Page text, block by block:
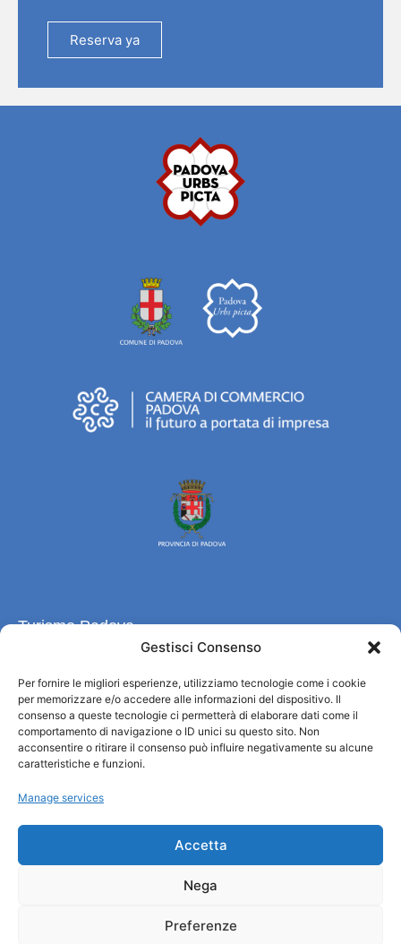
Gestisci Consenso
Per fornire le migliori esperienze, utilizziamo tecnologie come i cookie
per memorizzare e/o accedere alle informazioni del dispositivo. Il
consenso a queste tecnologie ci permetterà di elaborare dati come il
comportamento di navigazione o ID unici su questo sito. Non
acconsentire o ritirare il consenso può influire negativamente su alcune
caratteristiche e funzioni.
Manage services
Accetta
Nega
Preferenze
Reserva ya
Turismo Padova
INFORMACIÓN TURÍSTICA / IAT
Política de privacidad
Cookie Policy (UE)
Credits
Información